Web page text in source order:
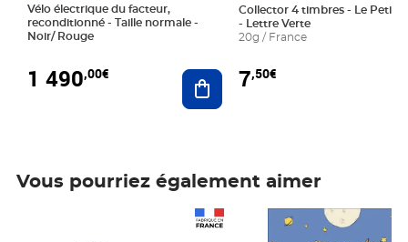
Vélo électrique du facteur,
reconditionné - Taille normale -
Noir/ Rouge
1 490,00€ Ajouter au panier
Collector 4 timbres - Le Petit
- Lettre Verte
20g / France
7,50€
Vous pourriez également aimer
Prix 7,50€